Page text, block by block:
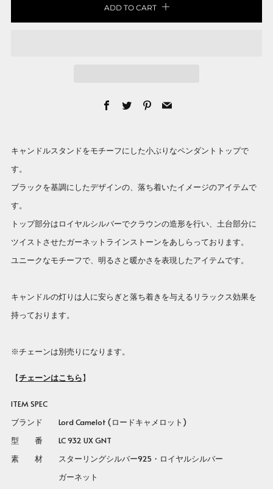
ADD TO CART
Facebook
TwitterPinterest
Email
キャンドルスタンドをモチーフにした小ぶりなペンダントトップで
す。
ブラックを基調にしたデザインの、落ち着いたイメージのアイテムで
す。
トップ部分はロイヤルシルバーでクラウンの造形を行い、土台部分に
ツイストさせたガーネットラインストーンをあしらっております。
ユニークなモチーフで、明るさと暖かさを表現したアイテムです。
キャンドルの灯りは人に安らぎと落ち着きを与えるリラックス効果を
持っております。
※チェーンは別売りになります。
【チェーンはこちら】
ITEM SPEC
ブランド Lord Camelot (ロードキャメロット)
型 番 LC 932 UX GNT
素 材 スターリングシルバー925・ロイヤルシルバー
ガーネット